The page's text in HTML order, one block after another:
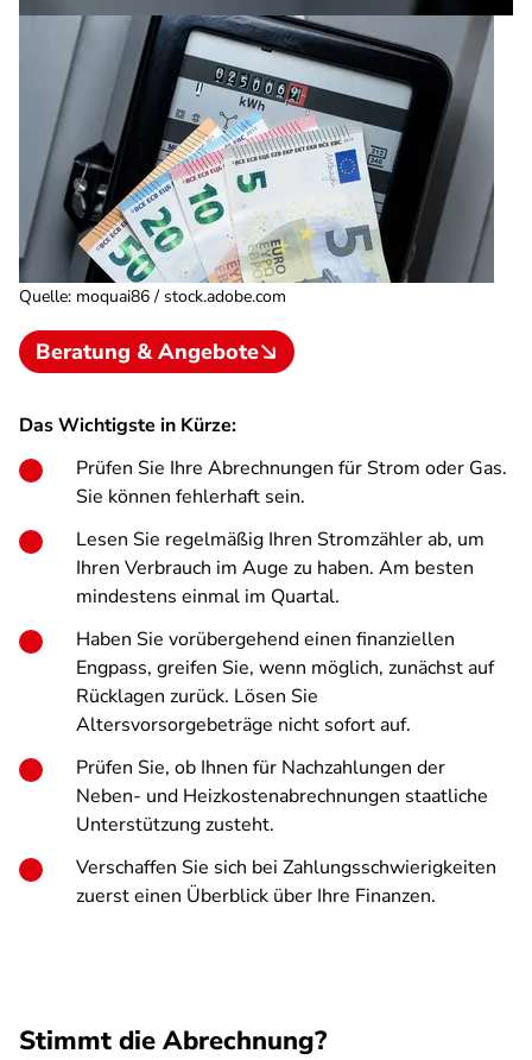
Quelle: moquai86 / stock.adobe.com
Beratung & Angebote
Das Wichtigste in Kürze:
Prüfen Sie Ihre Abrechnungen für Strom oder Gas.
Sie können fehlerhaft sein.
Lesen Sie regelmäßig Ihren Stromzähler ab, um
Ihren Verbrauch im Auge zu haben. Am besten
mindestens einmal im Quartal.
Haben Sie vorübergehend einen finanziellen
Engpass, greifen Sie, wenn möglich, zunächst auf
Rücklagen zurück. Lösen Sie
Altersvorsorgebeträge nicht sofort auf.
Prüfen Sie, ob Ihnen für Nachzahlungen der
Neben- und Heizkostenabrechnungen staatliche
Unterstützung zusteht.
Verschaffen Sie sich bei Zahlungsschwierigkeiten
zuerst einen Überblick über Ihre Finanzen.
Stimmt die Abrechnung?